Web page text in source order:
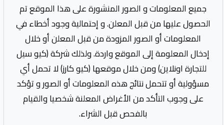
جميع المعلومات و الصور المنشورة على هذا الموقع تم
الحصول عليها من قبل المعلن. و إحتمالية وجود أخطاء في
المعلومات أو الصور المزودة من قبل المعلن أو خلال
إدخال المعلومة إلى الموقع واردة. ولذلك شركة (كيو سيل
للتجارة اونلاين) ومن خلال موقعها (كيو كارز) لا تحمل أي
مسؤولية أو تتحمل نتائج هذه المعلومات أو الصور و تؤكد
على وجوب التأكد من الأغراض المعلنة شخصيا والقيام
بالفحص قبل الشراء.